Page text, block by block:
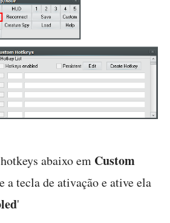
abaixo em Custom
a tecla de ativação e ative ela
'